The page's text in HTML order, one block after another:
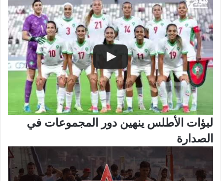
لبؤات الأطلس ينهين دور المجموعات في
الصدارة